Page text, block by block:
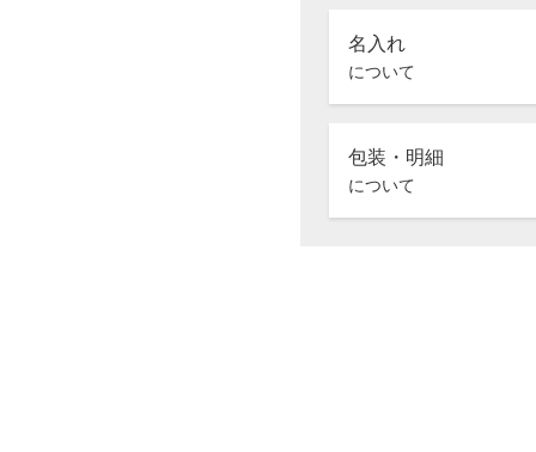
名入れ
について
包装・明細
について